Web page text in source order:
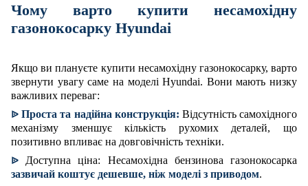
Чому варто купити несамохідну
газонокосарку Hyundai
Якщо ви плануєте купити несамохідну газонокосарку, варто
звернути увагу саме на моделі Hyundai. Вони мають низку
важливих переваг:
ᐉПроста та надійна конструкція: Відсутність самохідного
механізму зменшує кількість рухомих деталей, що
позитивно впливає на довговічність техніки.
ᐉ Доступна ціна: Несамохідна бензинова газонокосарка
зазвичай коштує дешевше, ніж моделі з приводом.